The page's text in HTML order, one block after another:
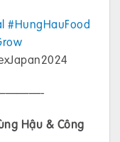
#HungHauFood
Hậu & Công